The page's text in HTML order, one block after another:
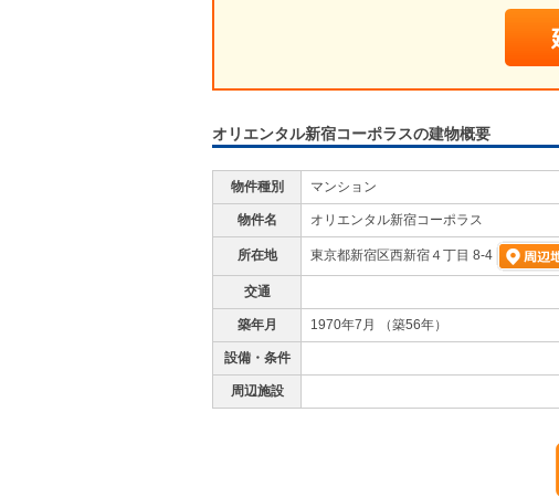
オリエンタル新宿コーポラスの建物概要
物件種別 マンション
物件名 オリエンタル新宿コーポラス
所在地 東京都新宿区西新宿４丁目 8-4
交通
築年月 1970年7月 （築56年）
設備・条件
周辺施設